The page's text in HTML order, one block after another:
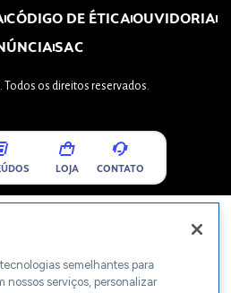
CÓDIGO DE ÉTICAOUVIDORIA
SAC
Todos os direitos reservados.
LOJA CONTATO
semelhantes para
nossos serviços, personalizar